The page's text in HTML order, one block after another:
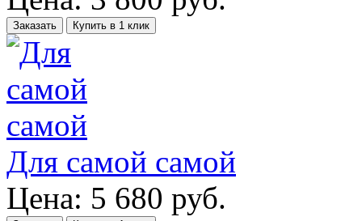
Заказать Купить в 1 клик
Для самой самой
Цена: 5 680 руб.